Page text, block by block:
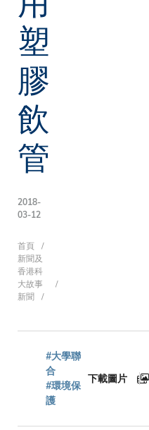
塑
膠
飲
管
2018-
03-12
導
航
連
首頁
新聞及
香港科
大故事
新聞
#大學聯
合
#環境保
護
下載圖片